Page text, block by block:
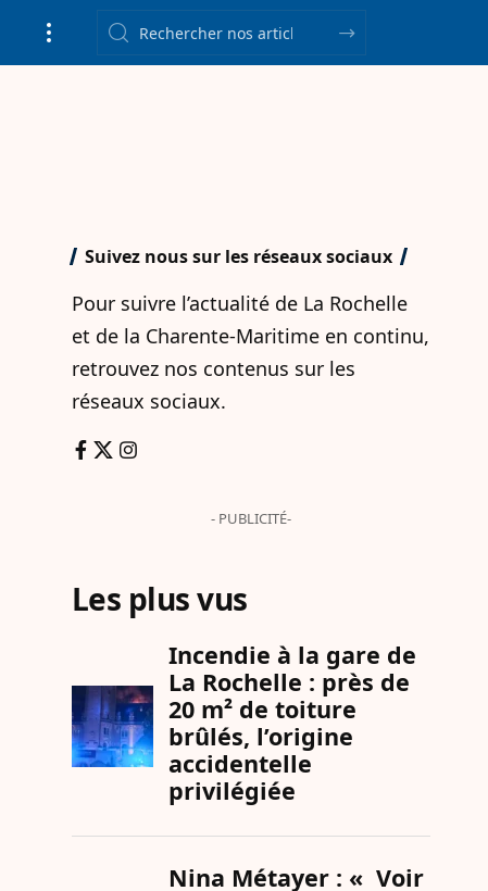
Suivez nous sur les réseaux sociaux
Pour suivre l’actualité de La Rochelle
et de la Charente-Maritime en continu,
retrouvez nos contenus sur les
réseaux sociaux.
- PUBLICITÉ-
Les plus vus